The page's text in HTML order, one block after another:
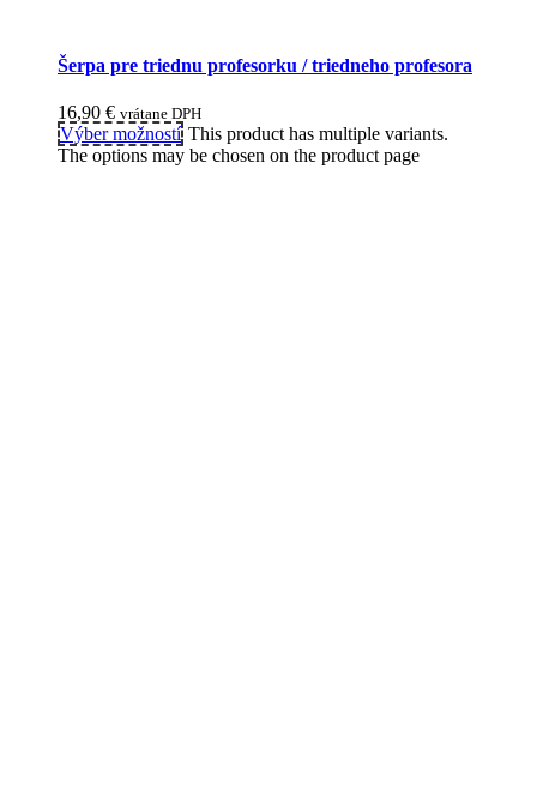
Šerpa pre triednu profesorku / triedneho profesora
16,90 € vrátane DPH
Výber možností This product has multiple variants.
The options may be chosen on the product page